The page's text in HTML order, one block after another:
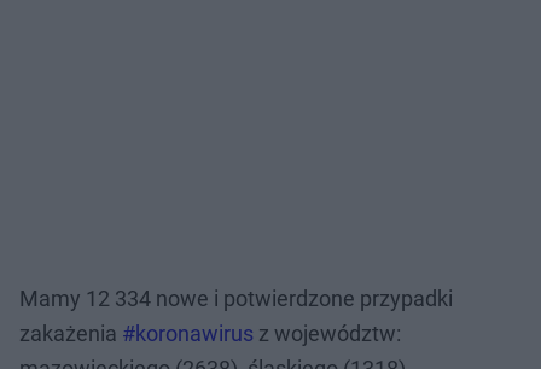
Mamy 12 334 nowe i potwierdzone przypadki
zakażenia #koronawirus z województw: